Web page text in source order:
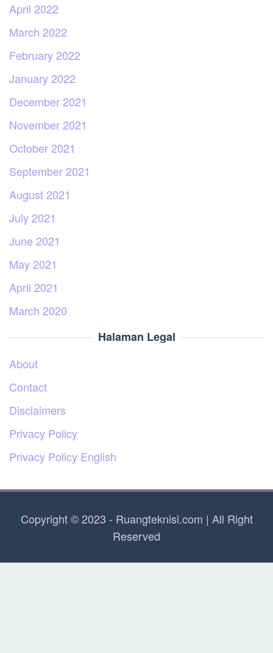
April 2022
March 2022
February 2022
January 2022
December 2021
November 2021
October 2021
September 2021
August 2021
July 2021
June 2021
May 2021
April 2021
March 2020
Halaman Legal
About
Contact
Disclaimers
Privacy Policy
Privacy Policy English
Copyright © 2023 - Ruangteknisi.com | All Right
Reserved